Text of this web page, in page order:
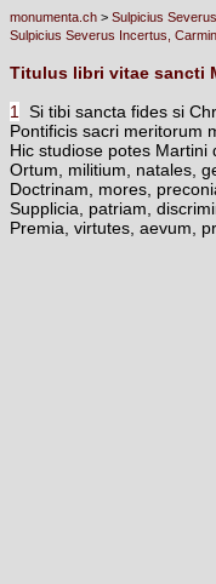
monumenta.ch > Sulpicius
Sulpicius Severus Incertus,
Titulus libri vitae sancti
1
Si tibi sancta fides si
Pontificis sacri meritorum
Hic studiose potes Martini
Ortum, militium, natales,
Doctrinam, mores,
Supplicia, patriam,
Premia, virtutes, aevum,